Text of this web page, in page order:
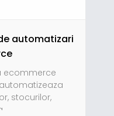
automatizari
ecommerce
stocurilor,